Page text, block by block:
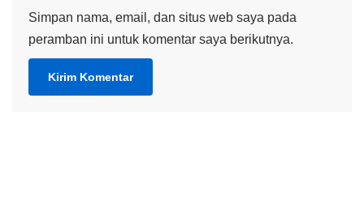
Simpan nama, email, dan situs web saya pada
peramban ini untuk komentar saya berikutnya.